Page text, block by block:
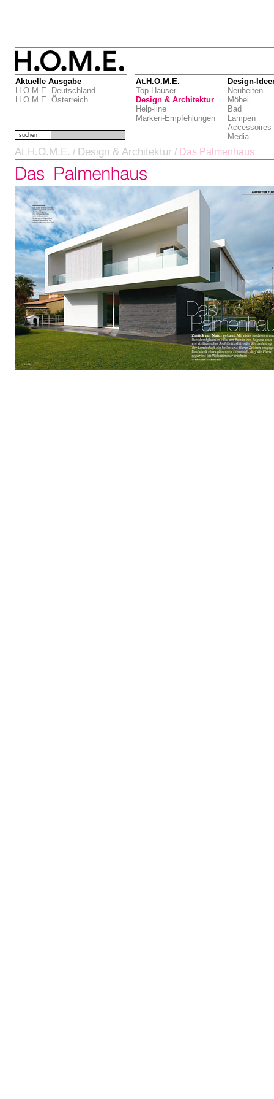
Aktuelle Ausgabe
H.O.M.E. Deutschland
H.O.M.E. Österreich
At.H.O.M.E.
Top Häuser
Design & Architektur
Help-line
Marken-Empfehlungen
Design-
Neuheiten
Möbel
Bad
Lampen
Accessoires
Media
suchen
At.H.O.M.E. / Design & Architektur / Das Palmenhaus